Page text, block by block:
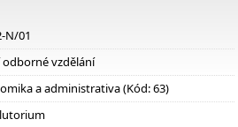
N/01
odborné vzdělání
a administrativa (Kód: 63)